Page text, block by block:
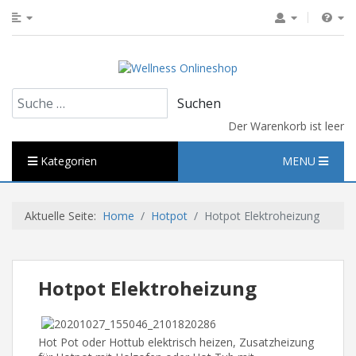
Suchen Suchen
Der Warenkorb ist leer
Kategorien MENU
Aktuelle Seite: Home Hotpot Hotpot Elektroheizung
Hotpot Elektroheizung
Hot Pot oder Hottub elektrisch heizen, Zusatzheizung